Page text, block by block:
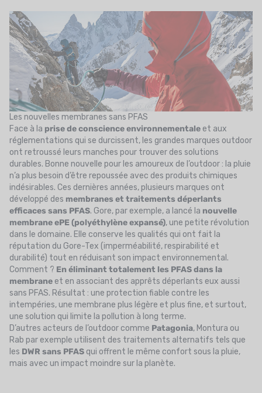
Les nouvelles membranes sans PFAS
Face à la prise de conscience environnementale et aux
réglementations qui se durcissent, les grandes marques outdoor
ont retroussé leurs manches pour trouver des solutions
durables. Bonne nouvelle pour les amoureux de l’outdoor : la pluie
n’a plus besoin d’être repoussée avec des produits chimiques
indésirables. Ces dernières années, plusieurs marques ont
développé des membranes et traitements déperlants
efficaces sans PFAS. Gore, par exemple, a lancé la nouvelle
membrane ePE (polyéthylène expansé), une petite révolution
dans le domaine. Elle conserve les qualités qui ont fait la
réputation du Gore-Tex (imperméabilité, respirabilité et
durabilité) tout en réduisant son impact environnemental.
Comment ? En éliminant totalement les PFAS dans la
membrane et en associant des apprêts déperlants eux aussi
sans PFAS. Résultat : une protection fiable contre les
intempéries, une membrane plus légère et plus fine, et surtout,
une solution qui limite la pollution à long terme.
D’autres acteurs de l’outdoor comme Patagonia, Montura ou
Rab par exemple utilisent des traitements alternatifs tels que
les DWR sans PFAS qui offrent le même confort sous la pluie,
mais avec un impact moindre sur la planète.